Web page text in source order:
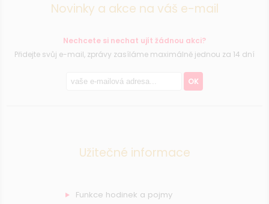
Novinky a akce na váš e-mail
Nechcete si nechat ujít žádnou akci?
Přidejte svůj e-mail, zprávy zasíláme maximálně jednou za 14 dní
OK
Užitečné informace
Funkce hodinek a pojmy